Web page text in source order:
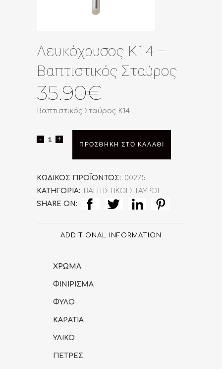
Λευκόχρυσος Κ14 –
Βαπτιστικός Σταύρος
35.90€
Βαπτιστικός Σταύρος Κ14
Λευκόχρυσος
-
Βαπτιστικός
ΠΡΟΣΘΉΚΗ ΣΤΟ ΚΑΛΆΘΙ
ΚΩΔΙΚΌΣ ΠΡΟΪΌΝΤΟΣ: 00275
ΚΑΤΗΓΟΡΊΑ:
ΒΑΠΤΙΣΤΙΚΟΙ ΣΤΑΥΡΟΙ
SHARE ON:
ADDITIONAL INFORMATION
ΧΡΩΜΑ
ΦΙΝΙΡΙΣΜΑ
ΦΥΛΟ
ΚΑΡΑΤΙΑ
ΥΛΙΚΟ
ΠΕΤΡΕΣ